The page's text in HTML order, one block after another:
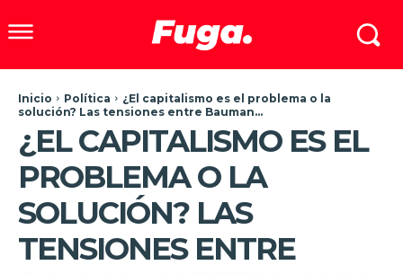
Inicio Política
¿El capitalismo es el problema o la
solución? Las tensiones entre Bauman...
¿EL CAPITALISMO ES EL
PROBLEMA O LA
SOLUCIÓN? LAS
TENSIONES ENTRE